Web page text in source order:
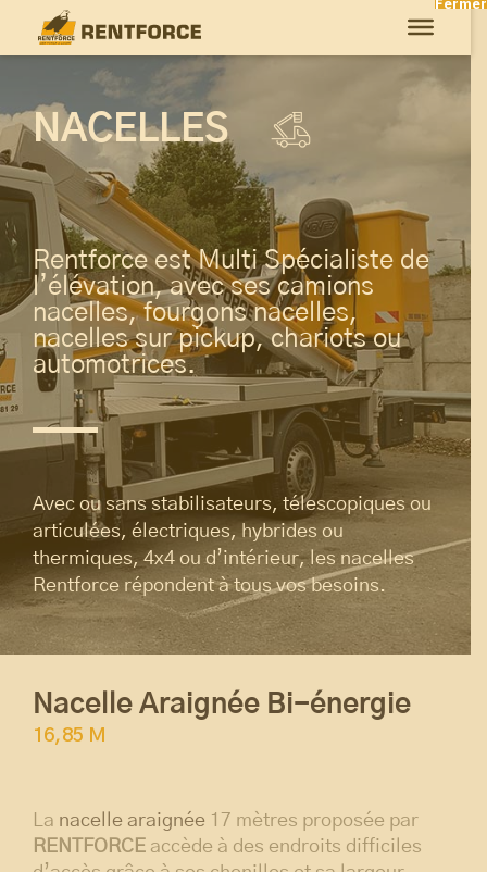
NACELLES
Rentforce est Multi Spécialiste de
l’élévation, avec ses camions
nacelles, fourgons nacelles,
nacelles sur pickup, chariots ou
automotrices.
Avec ou sans stabilisateurs, télescopiques ou
articulées, électriques, hybrides ou
thermiques, 4x4 ou d’intérieur, les nacelles
Rentforce répondent à tous vos besoins.
Nacelle Araignée Bi-énergie
16,85 M
La nacelle araignée 17 mètres proposée par
RENTFORCE accède à des endroits difficiles
Fermer